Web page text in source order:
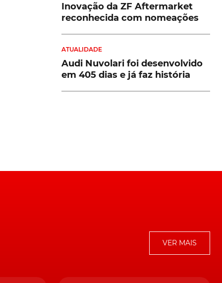
Inovação da ZF Aftermarket
reconhecida com nomeações
ATUALIDADE
Audi Nuvolari foi desenvolvido
em 405 dias e já faz história
VER MAIS